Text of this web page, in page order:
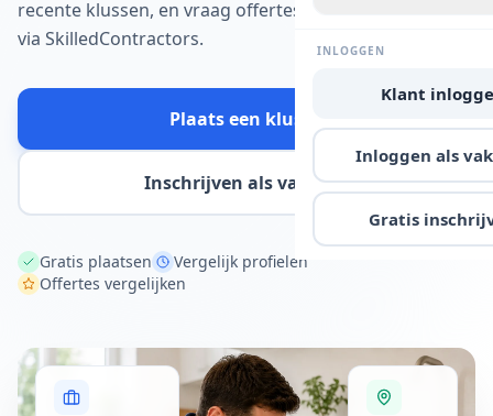
INLOGGEN
Klant
Inloggen als
Gratis
recente klussen, en vraag offertes aan
via SkilledContractors.
Plaats een klus
Inschrijven als vakman
Gratis plaatsen
Vergelijk profielen
Offertes vergelijken